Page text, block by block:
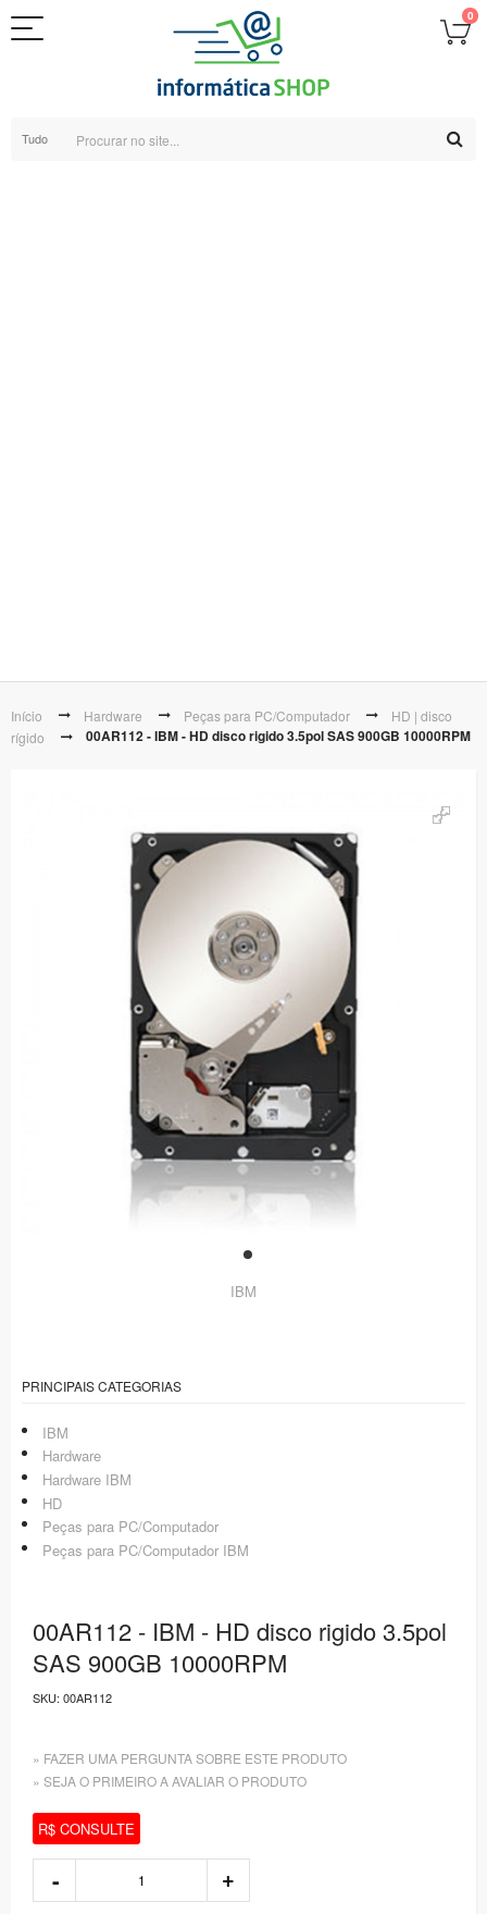
0
Tudo
Início Hardware Peças para PC/Computador
HD | disco
rígido
00AR112 - IBM - HD disco rigido 3.5pol SAS 900GB 10000RPM
IBM
PRINCIPAIS CATEGORIAS
IBM
Hardware
Hardware IBM
HD
Peças para PC/Computador
Peças para PC/Computador IBM
00AR112 - IBM - HD disco rigido 3.5pol
SAS 900GB 10000RPM
SKU: 00AR112
» FAZER UMA PERGUNTA SOBRE ESTE PRODUTO
» SEJA O PRIMEIRO A AVALIAR O PRODUTO
R$ CONSULTE